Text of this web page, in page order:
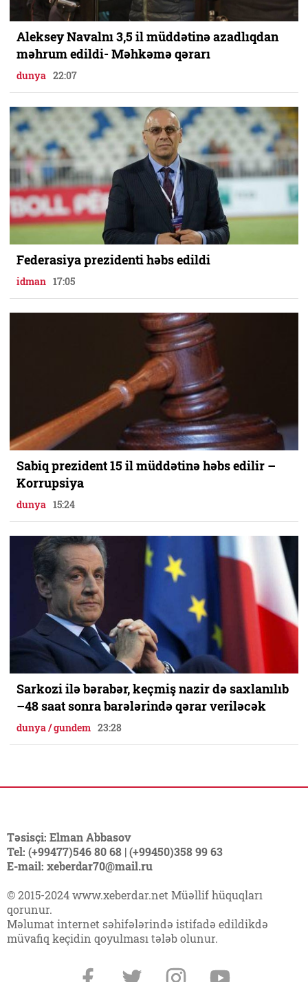
Aleksey Navalnı 3,5 il müddətinə azadlıqdan
məhrum edildi- Məhkəmə qərarı
dunya 22:07
Federasiya prezidenti həbs edildi
idman 17:05
Sabiq prezident 15 il müddətinə həbs edilir –
Korrupsiya
dunya 15:24
Sarkozi ilə bərabər, keçmiş nazir də saxlanılıb
–48 saat sonra barələrində qərar veriləcək
dunya / gundem 23:28
Təsisçi: Elman Abbasov
Tel: (+99477)546 80 68 | (+99450)358 99 63
E-mail: xeberdar70@mail.ru
© 2015-2024 www.xeberdar.net Müəllif hüquqları
qorunur.
Məlumat internet səhifələrində istifadə edildikdə
müvafiq keçidin qoyulması tələb olunur.